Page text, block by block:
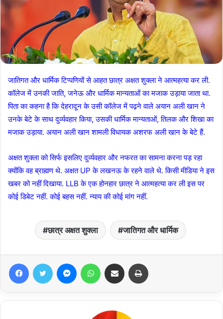
जातिगत और धार्मिक टिप्पणियों से आहत छात्र अक्षत शुक्ला ने आत्महत्या कर ली.
कॉलेज में उनकी जाति, जनेऊ और धार्मिक मान्यताओं का मजाक उड़ाया जाता था.
पिता का कहना है कि देहरादून के उसी कॉलेज में पढ़ने वाले अयान अली खान ने
उनके बेटे के साथ दुर्व्यवहार किया, उसकी धार्मिक मान्यताओं, तिलक और शिखा का
मजाक उड़ाया. अयान अली खान शामली विधायक अशरफ अली खान के बेटे हैं.
अक्षत शुक्ला को सिर्फ इसलिए दुर्व्यवहार और नफरत का सामना करना पड़ रहा
क्योंकि वह ब्राह्मण थे. अक्षत UP के लखनऊ के रहने वाले थे. किसी मीडिया ने इस
खबर को नहीं दिखाया. LLB के एक होनहार छात्र ने आत्महत्या कर ली इस पर
कोई डिबेट नहीं. कोई बहस नहीं. न्याय की कोई मांग नहीं.
छात्र अक्षत शुक्ला जातिगत और धार्मिक
FacebookTwitter MessengerWhatsAppShare via Email